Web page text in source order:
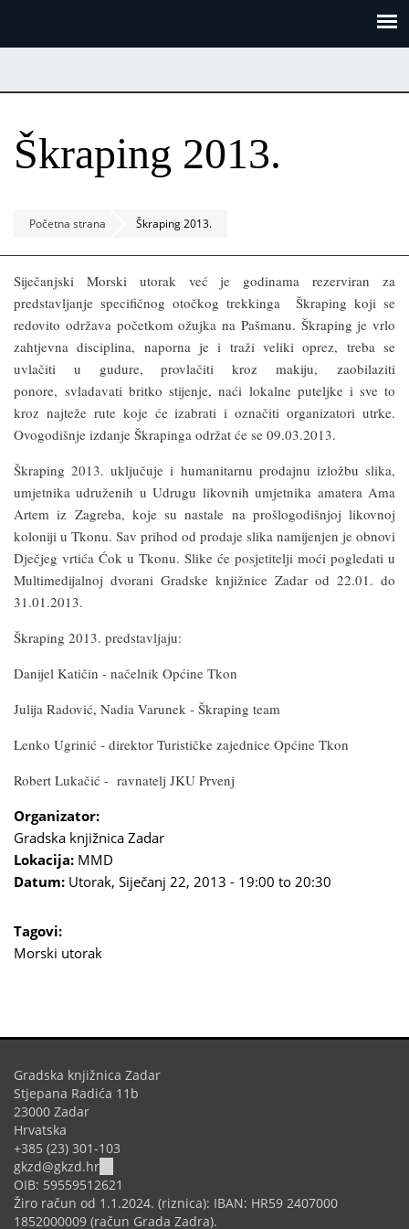
Škraping 2013.
Početna strana Škraping 2013.
Siječanjski Morski utorak već je godinama rezerviran za
predstavljanje specifičnog otočkog trekkinga Škraping koji se
redovito održava početkom ožujka na Pašmanu. Škraping je vrlo
zahtjevna disciplina, naporna je i traži veliki oprez, treba se
uvlačiti u gudure, provlačiti kroz makiju, zaobilaziti
ponore, svladavati britko stijenje, naći lokalne puteljke i sve to
kroz najteže rute koje će izabrati i označiti organizatori utrke.
Ovogodišnje izdanje Škrapinga održat će se 09.03.2013.
Škraping 2013. uključuje i humanitarnu prodajnu izložbu slika,
umjetnika udruženih u Udrugu likovnih umjetnika amatera Ama
Artem iz Zagreba, koje su nastale na prošlogodišnjoj likovnoj
koloniji u Tkonu. Sav prihod od prodaje slika namijenjen je obnovi
Dječjeg vrtića Ćok u Tkonu. Slike će posjetitelji moći pogledati u
Multimedijalnoj dvorani Gradske knjižnice Zadar od 22.01. do
31.01.2013.
Škraping 2013. predstavljaju:
Danijel Katičin - načelnik Općine Tkon
Julija Radović, Nadia Varunek - Škraping team
Lenko Ugrinić - direktor Turističke zajednice Općine Tkon
Robert Lukačić - ravnatelj JKU Prvenj
Organizator:
Gradska knjižnica Zadar
Lokacija: MMD
Datum: Utorak, Siječanj 22, 2013 - 19:00 to 20:30
Tagovi:
Morski utorak
Gradska knjižnica Zadar
Stjepana Radića 11b
23000 Zadar
Hrvatska
+385 (23) 301-103
gkzd@gkzd.hr
sends
e-
mail)
OIB: 59559512621
Žiro račun od 1.1.2024. (riznica): IBAN: HR59 2407000
1852000009 (račun Grada Zadra).